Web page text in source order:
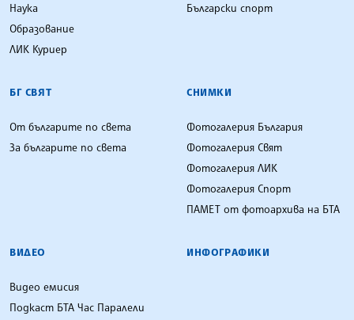
Наука
Образование
ЛИК Куриер
Български спорт
БГ СВЯТ
От българите по света
За българите по света
СНИМКИ
Фотогалерия България
Фотогалерия Свят
Фотогалерия ЛИК
Фотогалерия Спорт
ПАМЕТ от фотоархива на БТА
ВИДЕО
Видео емисия
Подкаст БТА Час Паралели
ИНФОГРАФИКИ